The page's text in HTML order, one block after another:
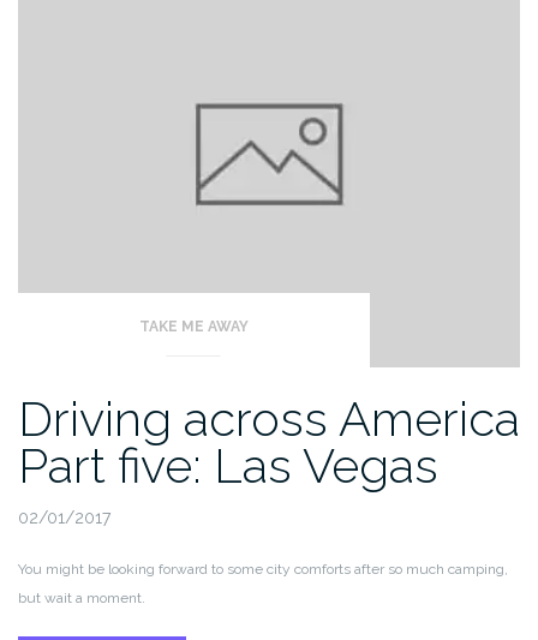
TAKE ME AWAY
Driving across America
Part five: Las Vegas
02/01/2017
You might be looking forward to some city comforts after so much camping,
but wait a moment.